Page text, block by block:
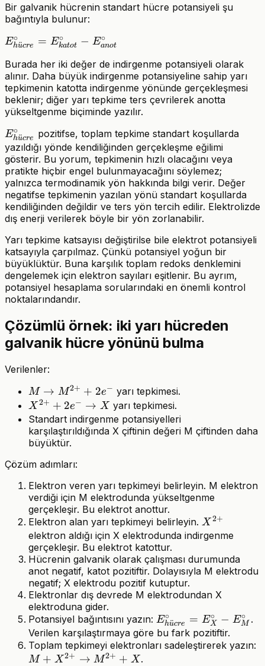
Bir galvanik hücrenin standart hücre potansiyeli şu
bağıntıyla bulunur:
E^\circ_{hücre}
E^\circ_{katot}
-
E^\circ_{anot}
Ehu
¨cre
∘ = Ekatot
∘ − Eanot
∘
Burada her iki değer de indirgenme potansiyeli olarak
alınır. Daha büyük indirgenme potansiyeline sahip yarı
tepkimenin katotta indirgenme yönünde gerçekleşmesi
beklenir; diğer yarı tepkime ters çevrilerek anotta
yükseltgenme biçiminde yazılır.
E^\circ_{hücre}
Ehu
¨cre
∘
pozitifse, toplam tepkime standart koşullarda
yazıldığı yönde kendiliğinden gerçekleşme eğilimi
gösterir. Bu yorum, tepkimenin hızlı olacağını veya
pratikte hiçbir engel bulunmayacağını söylemez;
yalnızca termodinamik yön hakkında bilgi verir. Değer
negatifse tepkimenin yazılan yönü standart koşullarda
kendiliğinden değildir ve ters yön tercih edilir. Elektrolizde
dış enerji verilerek böyle bir yön zorlanabilir.
Yarı tepkime katsayısı değiştirilse bile elektrot potansiyeli
katsayıyla çarpılmaz. Çünkü potansiyel yoğun bir
büyüklüktür. Buna karşılık toplam redoks denklemini
dengelemek için elektron sayıları eşitlenir. Bu ayrım,
potansiyel hesaplama sorularındaki en önemli kontrol
noktalarındandır.
Çözümlü örnek: iki yarı hücreden
galvanik hücre yönünü bulma
Verilenler:
M
\rightarrow
M^{2+} +
2e^-
M → M2+ + 2e− yarı tepkimesi.
X^{2+} +
2e^-
\rightarrow
X
X2+ + 2e− → X yarı tepkimesi.
Standart indirgenme potansiyelleri
karşılaştırıldığında X çiftinin değeri M çiftinden daha
büyüktür.
Çözüm adımları:
Elektron veren yarı tepkimeyi belirleyin. M elektron
verdiği için M elektrodunda yükseltgenme
gerçekleşir. Bu elektrot anottur.
Elektron alan yarı tepkimeyi belirleyin. X^{2+}
X2+
elektron aldığı için X elektrodunda indirgenme
gerçekleşir. Bu elektrot katottur.
Hücrenin galvanik olarak çalışması durumunda
anot negatif, katot pozitiftir. Dolayısıyla M elektrodu
negatif; X elektrodu pozitif kutuptur.
Elektronlar dış devrede M elektrodundan X
elektroduna gider.
Potansiyel bağıntısını yazın: E^\circ_{hücre}
= E^\circ_X -
E^\circ_M
Ehu
¨cre
∘ = EX
∘ − EM
∘
.
Verilen karşılaştırmaya göre bu fark pozitiftir.
Toplam tepkimeyi elektronları sadeleştirerek yazın:
M + X2+ → M2+ + X.